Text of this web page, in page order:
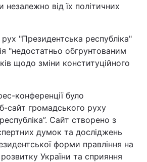
незалежно від їх політичних
"Президентська республіка"
"недостатньо обгрунтованим
щодо зміни конституційного
конференції було
сайт громадського руху
Сайт створено з
думок та досліджень
форми правління на
України та сприяння